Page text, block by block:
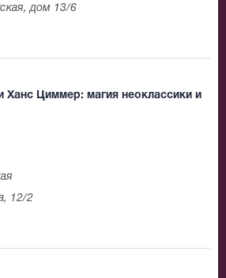
дом 13/6
Ханс Циммер: магия неоклассики и
12/2